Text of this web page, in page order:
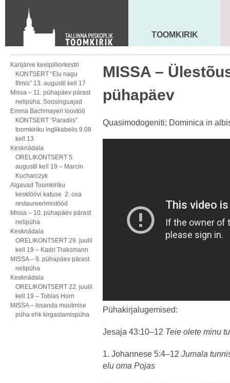
KONTAKT
Toom-Kooli 6, 10130 TALLINN
tallinna.toom@eelk.ee
MAARJA KIRIK
TOOMKIRIK
Karijärve keelpilliorkestri
KONTSERT “Elu nagu
filmis” 13. augustil kell 17
Missa – 11. pühapäev pärast
nelipüha. Soosinguajad
Emma Bachmayeri loovtöö
KONTSERT “Paradiis”
toomkiriku inglikabelis 9.08
kell 13
Kesknädala
ORELIKONTSERT 5.
augustil kell 19 – Marcin
Kucharczyk
Algavad Toomkiriku
kesklöövi katuse 2. osa
restaureerimistööd
Missa – 10. pühapäev pärast
nelipüha
Kesknädala
ORELIKONTSERT 29. juulil
kell 19 – Kadri Traksmann
MISSA – 9. pühapäev pärast
nelipüha
Kesknädala
ORELIKONTSERT 22. juulil
kell 19 – Tobias Horn
MISSA – Issanda muutmise
püha ehk kirgastamispüha
MISSA –
pühapäev
Quasimodogeniti; Dominica in
Pühakirjalugemised:
Jesaja 43:10–12 Teie olete minu
1. Johannese 5:4–12 Jumala
elu oma Pojas